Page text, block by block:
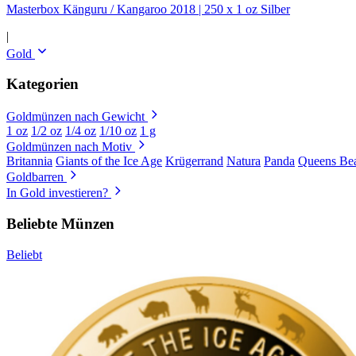
Masterbox Känguru / Kangaroo 2018 | 250 x 1 oz Silber
|
Gold
Kategorien
Goldmünzen nach Gewicht
1 oz 1/2 oz 1/4 oz 1/10 oz 1 g
Goldmünzen nach Motiv
Britannia Giants of the Ice Age Krügerrand Natura Panda Queens
Goldbarren
In Gold investieren?
Beliebte Münzen
Beliebt